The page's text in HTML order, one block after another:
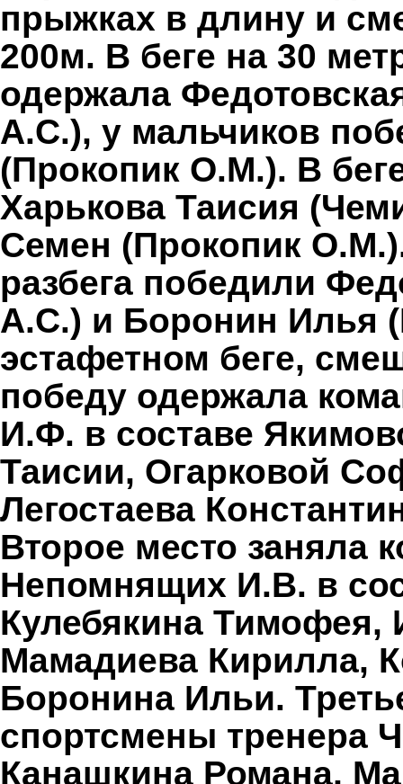
прыжках в длину и
200м. В беге на 30
одержала
А.С.), у мальчиков
(Прокопик О.М.). В
Харькова Таисия
Семен (Прокопик
разбега победили
А.С.) и Боронин Илья
эстафетном беге,
победу одержала
И.Ф. в составе
Таисии, Огарковой
Легостаева
Второе место заняла
Непомнящих И.В. в
Кулебякина
Мамадиева Кирилла,
Боронина Ильи.
спортсмены тренера
Канашкина Романа,